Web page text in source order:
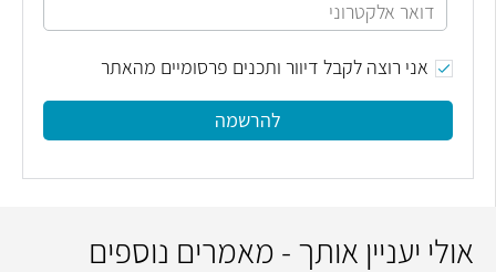
אני רוצה לקבל דיוור ותכנים פרסומיים מהאתר
להרשמה
אולי יעניין אותך - מאמרים נוספים